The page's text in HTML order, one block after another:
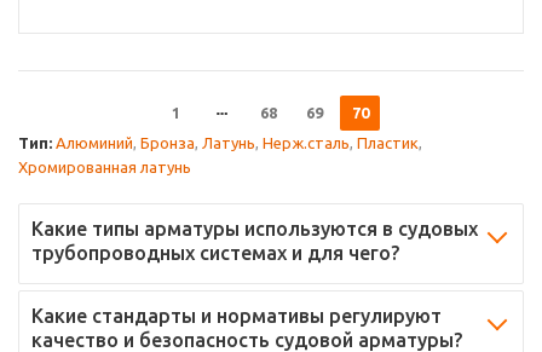
1 68 69
70
Тип: Алюминий, Бронза, Латунь, Нерж.сталь, Пластик,
Хромированная латунь
Какие типы арматуры используются в судовых
трубопроводных системах и для чего?
Какие стандарты и нормативы регулируют
качество и безопасность судовой арматуры?